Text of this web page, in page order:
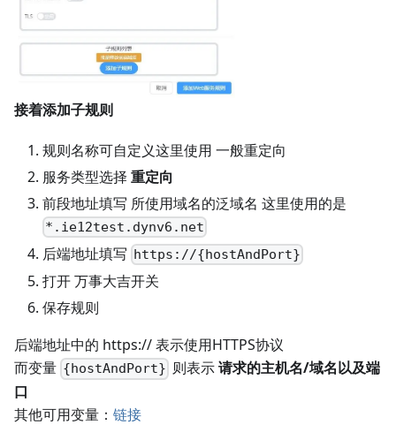
接着添加子规则
规则名称可自定义这里使用 一般重定向
服务类型选择 重定向
前段地址填写 所使用域名的泛域名 这里使用的是
*.ie12test.dynv6.net
后端地址填写 https://{hostAndPort}
打开 万事大吉开关
保存规则
后端地址中的 https:// 表示使用HTTPS协议
而变量 {hostAndPort} 则表示请求的主机名/域名以及端
口
其他可用变量： 链接